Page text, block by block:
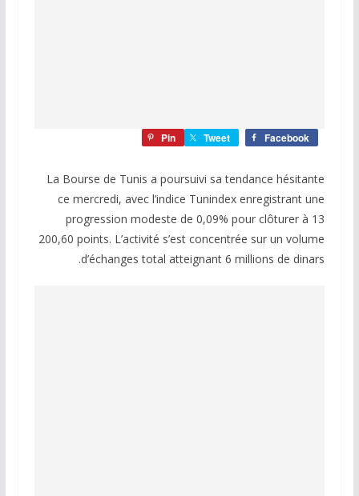
Facebook
Tweet
Pin
La Bourse de Tunis a poursuivi sa tendance hésitante
ce mercredi, avec l’indice Tunindex enregistrant une
progression modeste de 0,09% pour clôturer à 13
200,60 points. L’activité s’est concentrée sur un volume
d’échanges total atteignant 6 millions de dinars.